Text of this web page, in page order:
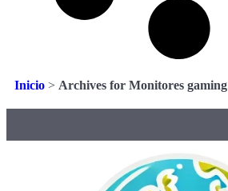
Inicio > Archives for Monitores gaming